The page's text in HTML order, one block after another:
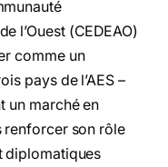
l’Ouest (CEDEAO)
comme un
pays de l’AES –
un marché en
renforcer son rôle
diplomatiques